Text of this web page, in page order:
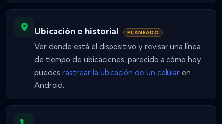
Ubicación e historial PLANEADO
Ver dónde está el dispositivo y revisar una línea
de tiempo de ubicaciones, parecido a cómo hoy
puedes rastrear la ubicación de un celular en
Android.